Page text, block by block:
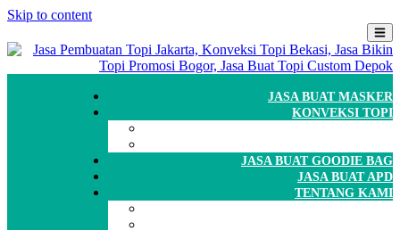
Skip to content
JASA BUAT MASKER
KONVEKSI TOPI
JASA BUAT GOODIE BAG
JASA BUAT APD
TENTANG KAMI